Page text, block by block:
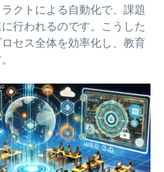
クトによる自動化で、課題
行われるのです。こうした
セス全体を効率化し、教育